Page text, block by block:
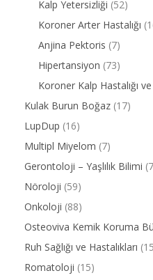
Kalp Yetersizliği (52)
Koroner Arter Hastalığı
Anjina Pektoris (7)
Hipertansiyon (73)
Koroner Kalp Hastalığı
Kulak Burun Boğaz (17)
LupDup (16)
Multipl Miyelom (7)
Gerontoloji – Yaşlılık Bilimi
Nöroloji (59)
Onkoloji (88)
Osteoviva Kemik Koruma
Ruh Sağlığı ve Hastalıkları
Romatoloji (15)